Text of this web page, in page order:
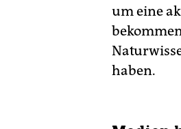
um eine
haben.